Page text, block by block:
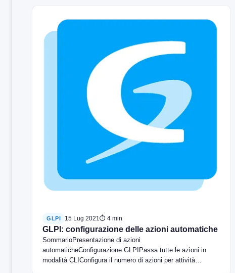
GLPI 15 Lug 2021⏱ 4 min
GLPI: configurazione delle azioni automatiche
SommarioPresentazione di azioni
automaticheConfigurazione GLPIPassa tutte le azioni in
modalità CLIConfigura il numero di azioni per attività